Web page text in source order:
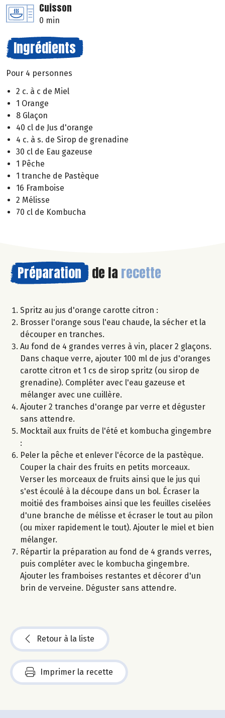
Cuisson
0 min
Ingrédients
Pour 4 personnes
2 c. à c de Miel
1 Orange
8 Glaçon
40 cl de Jus d'orange
4 c. à s. de Sirop de grenadine
30 cl de Eau gazeuse
1 Pêche
1 tranche de Pastèque
16 Framboise
2 Mélisse
70 cl de Kombucha
Préparation de la recette
Spritz au jus d'orange carotte citron :
Brosser l'orange sous l'eau chaude, la sécher et la
découper en tranches.
Au fond de 4 grandes verres à vin, placer 2 glaçons.
Dans chaque verre, ajouter 100 ml de jus d'oranges
carotte citron et 1 cs de sirop spritz (ou sirop de
grenadine). Compléter avec l'eau gazeuse et
mélanger avec une cuillère.
Ajouter 2 tranches d'orange par verre et déguster
sans attendre.
Mocktail aux fruits de l'été et kombucha gingembre
:
Peler la pêche et enlever l'écorce de la pastèque.
Couper la chair des fruits en petits morceaux.
Verser les morceaux de fruits ainsi que le jus qui
s'est écoulé à la découpe dans un bol. Écraser la
moitié des framboises ainsi que les feuilles ciselées
d'une branche de mélisse et écraser le tout au pilon
(ou mixer rapidement le tout). Ajouter le miel et bien
mélanger.
Répartir la préparation au fond de 4 grands verres,
puis compléter avec le kombucha gingembre.
Ajouter les framboises restantes et décorer d'un
brin de verveine. Déguster sans attendre.
Retour à la liste
Imprimer la recette